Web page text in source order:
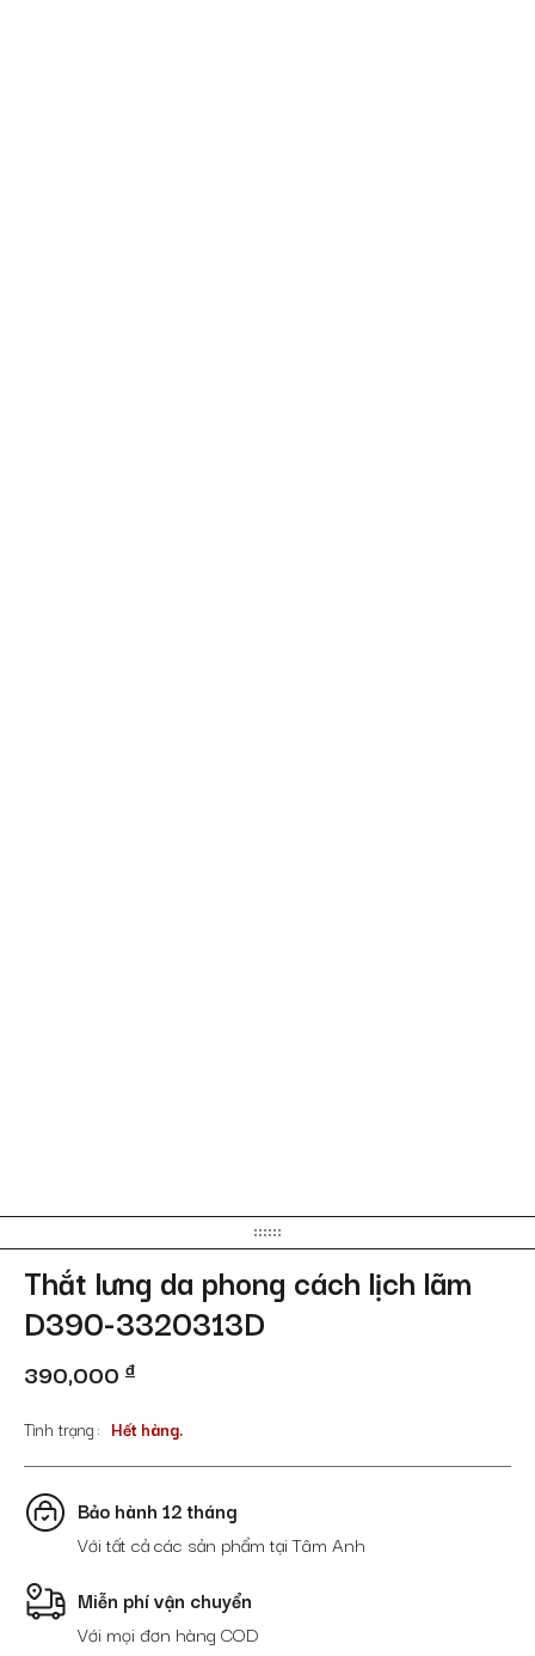
Thắt lưng da phong cách lịch lãm
D390-3320313D
390,000 đ
Tình trạng Hết hàng.
Bảo hành 12 tháng
Với tất cả các sản phẩm tại Tâm Anh
Miễn phí vận chuyển
Với mọi đơn hàng COD